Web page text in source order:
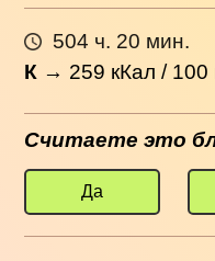
504 ч. 20 мин.
К → 259 кКал / 100
Считаете это
Да